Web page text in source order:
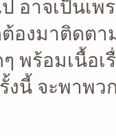
อาจเป็นเ
องมาติดต
พร้อมเนื้อ
นี้ จะพาพว